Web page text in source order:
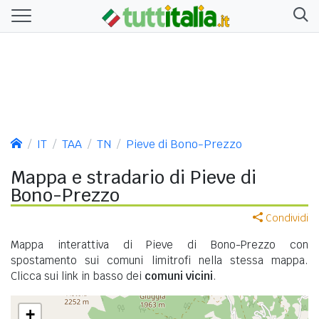
IT TAA TN Pieve di Bono-Prezzo
Mappa e stradario di Pieve di
Bono-Prezzo
Condividi
Mappa interattiva di Pieve di Bono-Prezzo con
spostamento sui comuni limitrofi nella stessa mappa.
Clicca sui link in basso dei comuni vicini.
+